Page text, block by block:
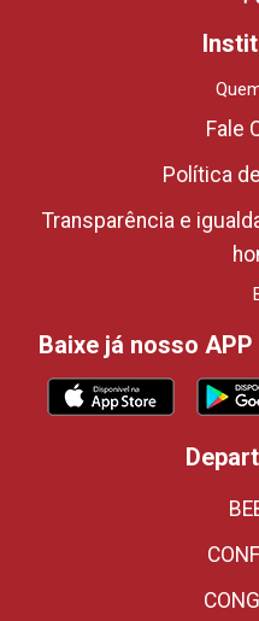
Fale
Política
Transparência e
Baixe já nosso APP